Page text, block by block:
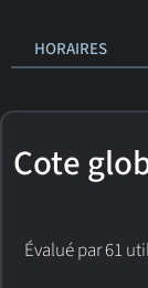
HORAIRES
Cote
Évalué par 61